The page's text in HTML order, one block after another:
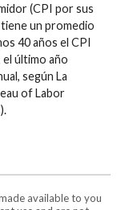
(CPI por sus
tiene un promedio
40 años el CPI
el último año
según La
of Labor
available to you